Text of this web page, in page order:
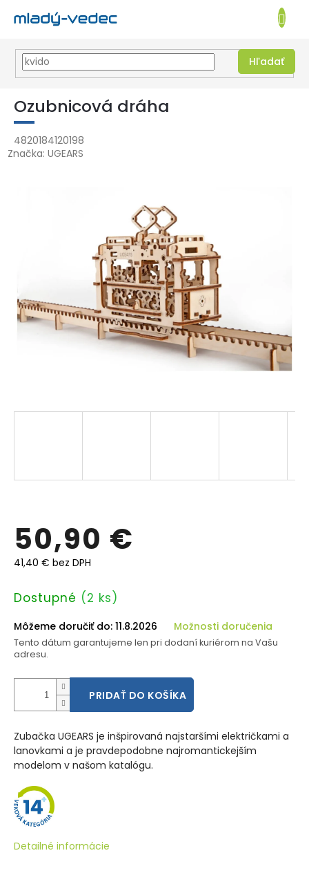
Prejsť
obsah
EUR
Hľadať
KOŠÍK
Ozubnicová dráha
4820184120198
Značka: UGEARS
50,90 €
41,40 € bez DPH
Jednotková
Dostupné (2 ks)
Môžeme doručiť do: 11.8.2026 Možnosti doručenia
Tento dátum garantujeme len pri dodaní kuriérom na Vašu
adresu.
PRIDAŤ DO KOŠÍKA
Zubačka UGEARS je inšpirovaná najstaršími električkami a
lanovkami a je pravdepodobne najromantickejším
modelom v našom katalógu.
Detailné informácie